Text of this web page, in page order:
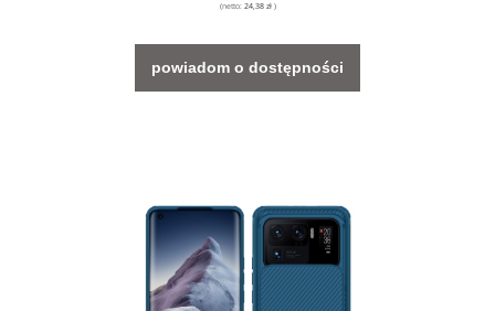
(netto: 24,38 zł)
powiadom o dostępności